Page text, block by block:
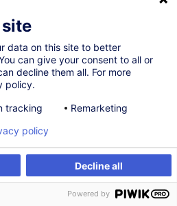
Formation sur mesure
data on this site to better
can give your consent to all or
decline them all. For more
policy.
tracking Remarketing
Decline all
policy
Powered by